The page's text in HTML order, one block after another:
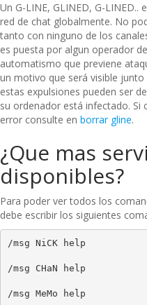
Un G-LINE, GLINED, G-LINED..
red de chat globalmente. No
tanto con ninguno de los
es puesta por algun operador
automatismo que previene
un motivo que será visible
estas expulsiones pueden ser
su ordenador está infectado. Si
error consulte en borrar gline.
¿Que mas
disponibles?
Para poder ver todos los
debe escribir los siguientes
/msg NiCK help
/msg CHaN help
/msg MeMo help